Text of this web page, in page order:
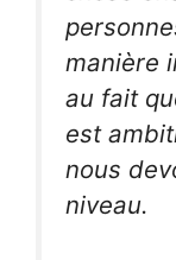
manière
au fait
est
nous
niveau.